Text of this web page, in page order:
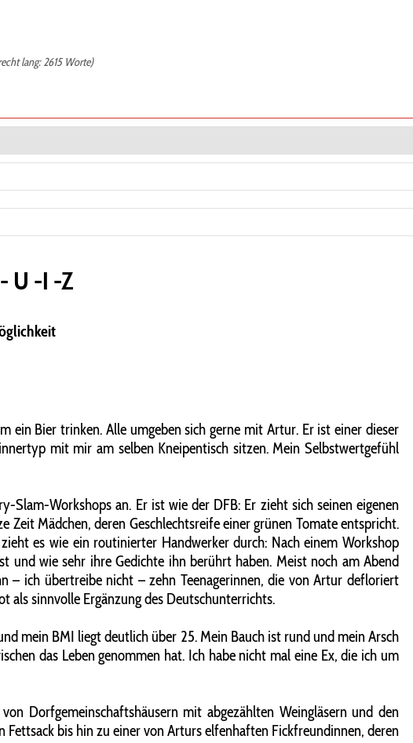
lang: 2615 Worte)
U -I -Z
Bier trinken. Alle umgeben sich gerne mit Artur. Er ist einer dieser
mit mir am selben Kneipentisch sitzen. Mein Selbstwertgefühl
Workshops an. Er ist wie der DFB: Er zieht sich seinen eigenen
Mädchen, deren Geschlechtsreife einer grünen Tomate entspricht.
es wie ein routinierter Handwerker durch: Nach einem Workshop
wie sehr ihre Gedichte ihn berührt haben. Meist noch am Abend
– ich übertreibe nicht – zehn Teenagerinnen, die von Artur defloriert
als sinnvolle Ergänzung des Deutschunterrichts.
mein BMI liegt deutlich über 25. Mein Bauch ist rund und mein Arsch
das Leben genommen hat. Ich habe nicht mal eine Ex, die ich um
Dorfgemeinschaftshäusern mit abgezählten Weingläsern und den
Fettsack bis hin zu einer von Arturs elfenhaften Fickfreundinnen, deren